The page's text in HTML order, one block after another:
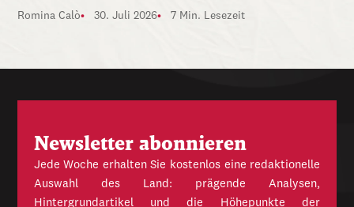
Romina Calò 30. Juli 2026 7 Min. Lesezeit
Newsletter abonnieren
Jede Woche erhalten Sie kostenlos eine redaktionelle
Auswahl des Land: prägende Analysen,
Hintergrundartikel und die Höhepunkte der